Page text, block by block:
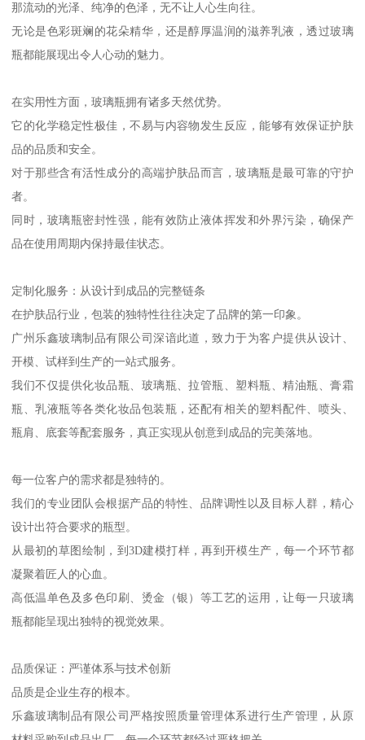
那流动的光泽、纯净的色泽，无不让人心生向往。
无论是色彩斑斓的花朵精华，还是醇厚温润的滋养乳液，透过玻璃
瓶都能展现出令人心动的魅力。
在实用性方面，玻璃瓶拥有诸多天然优势。
它的化学稳定性极佳，不易与内容物发生反应，能够有效保证护肤
品的品质和安全。
对于那些含有活性成分的高端护肤品而言，玻璃瓶是最可靠的守护
者。
同时，玻璃瓶密封性强，能有效防止液体挥发和外界污染，确保产
品在使用周期内保持最佳状态。
定制化服务：从设计到成品的完整链条
在护肤品行业，包装的独特性往往决定了品牌的第一印象。
广州乐鑫玻璃制品有限公司深谙此道，致力于为客户提供从设计、
开模、试样到生产的一站式服务。
我们不仅提供化妆品瓶、玻璃瓶、拉管瓶、塑料瓶、精油瓶、膏霜
瓶、乳液瓶等各类化妆品包装瓶，还配有相关的塑料配件、喷头、
瓶肩、底套等配套服务，真正实现从创意到成品的完美落地。
每一位客户的需求都是独特的。
我们的专业团队会根据产品的特性、品牌调性以及目标人群，精心
设计出符合要求的瓶型。
从最初的草图绘制，到3D建模打样，再到开模生产，每一个环节都
凝聚着匠人的心血。
高低温单色及多色印刷、烫金（银）等工艺的运用，让每一只玻璃
瓶都能呈现出独特的视觉效果。
品质保证：严谨体系与技术创新
品质是企业生存的根本。
乐鑫玻璃制品有限公司严格按照质量管理体系进行生产管理，从原